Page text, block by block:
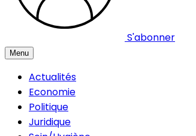
S'abonner
Menu
Actualités
Economie
Politique
Juridique